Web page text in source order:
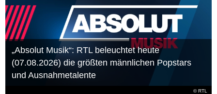
©RTL
„Absolut Musik“: RTL beleuchtet heute
(07.08.2026) die größten männlichen Popstars
und Ausnahmetalente